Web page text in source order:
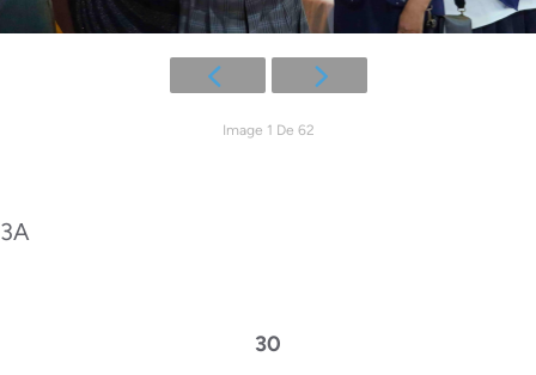
Image 1 De 62
3A
30